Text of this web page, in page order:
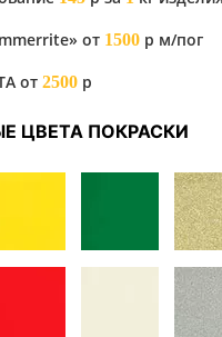
от 1500 р м/пог
от 2500 р
ЦВЕТА ПОКРАСКИ